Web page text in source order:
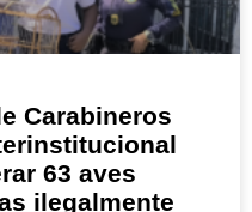
Carabineros
63 aves
ilegalmente